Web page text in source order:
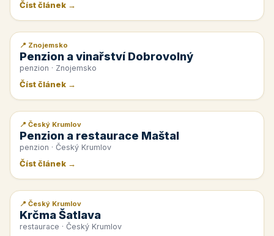
Číst článek →
📰 PR článek
📍 Znojemsko
Penzion a vinařství Dobrovolný
penzion · Znojemsko
Číst článek →
📰 PR článek
📍 Český Krumlov
Penzion a restaurace Maštal
penzion · Český Krumlov
Číst článek →
📰 PR článek
📍 Český Krumlov
Krčma Šatlava
restaurace · Český Krumlov